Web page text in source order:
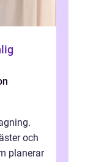
och
planerar